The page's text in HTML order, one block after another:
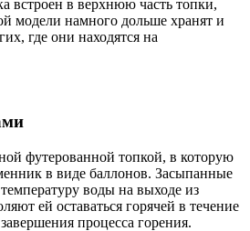
встроен в верхнюю часть топки,
модели намного дольше хранят и
где они находятся на
футерованной топкой, в которую
в виде баллонов. Засыпанные
воды на выходе из
ей оставаться горячей в течение
процесса горения.